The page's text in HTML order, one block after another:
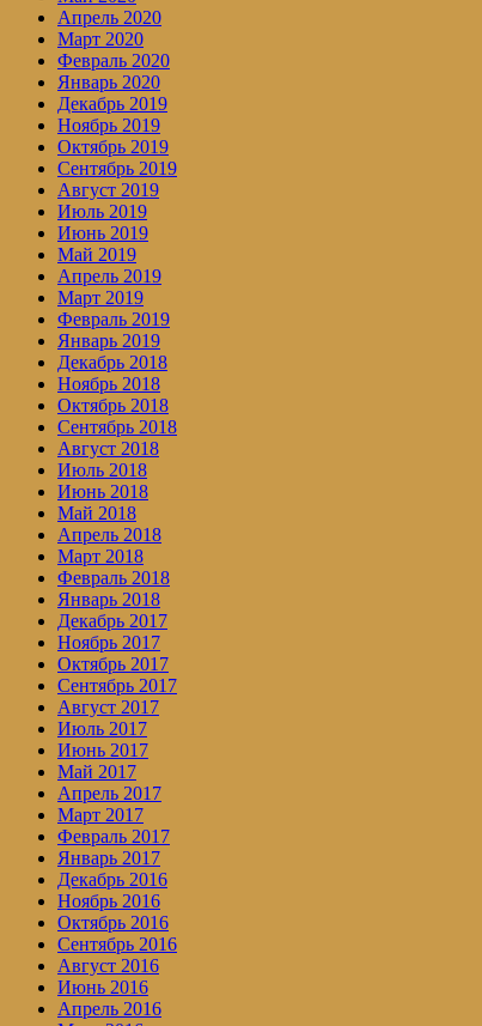
Апрель 2020
Март 2020
Февраль 2020
Январь 2020
Декабрь 2019
Ноябрь 2019
Октябрь 2019
Сентябрь 2019
Август 2019
Июль 2019
Июнь 2019
Май 2019
Апрель 2019
Март 2019
Февраль 2019
Январь 2019
Декабрь 2018
Ноябрь 2018
Октябрь 2018
Сентябрь 2018
Август 2018
Июль 2018
Июнь 2018
Май 2018
Апрель 2018
Март 2018
Февраль 2018
Январь 2018
Декабрь 2017
Ноябрь 2017
Октябрь 2017
Сентябрь 2017
Август 2017
Июль 2017
Июнь 2017
Май 2017
Апрель 2017
Март 2017
Февраль 2017
Январь 2017
Декабрь 2016
Ноябрь 2016
Октябрь 2016
Сентябрь 2016
Август 2016
Июнь 2016
Апрель 2016